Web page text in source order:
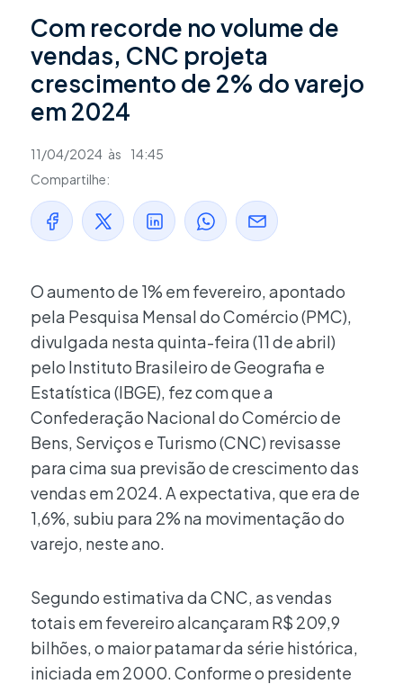
Com recorde no volume de
vendas, CNC projeta
crescimento de 2% do varejo
em 2024
11/04/2024 às
14:45
Compartilhe:
O aumento de 1% em fevereiro, apontado
pela Pesquisa Mensal do Comércio (PMC),
divulgada nesta quinta-feira (11 de abril)
pelo Instituto Brasileiro de Geografia e
Estatística (IBGE), fez com que a
Confederação Nacional do Comércio de
Bens, Serviços e Turismo (CNC) revisasse
para cima sua previsão de crescimento das
vendas em 2024. A expectativa, que era de
1,6%, subiu para 2% na movimentação do
varejo, neste ano.
Segundo estimativa da CNC, as vendas
totais em fevereiro alcançaram R$ 209,9
bilhões, o maior patamar da série histórica,
iniciada em 2000. Conforme o presidente